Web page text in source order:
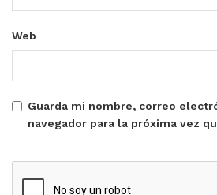
Web
Guarda mi nombre, correo
navegador para la próxima vez